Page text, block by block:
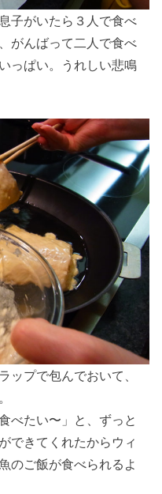
子がいたら３人で食べ
がんばって二人で食べ
っぱい。うれしい悲鳴
ップで包んでおいて、
べたい〜」と、ずっと
できてくれたからウィ
のご飯が食べられるよ